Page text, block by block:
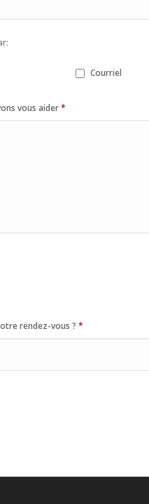
Courriel
vous aider*
rendez-vous ? *